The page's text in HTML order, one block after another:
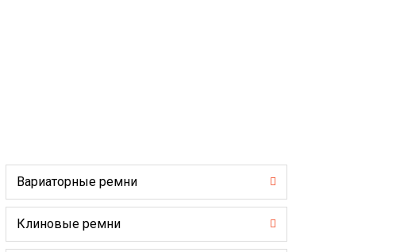
Вариаторные ремни
Клиновые ремни